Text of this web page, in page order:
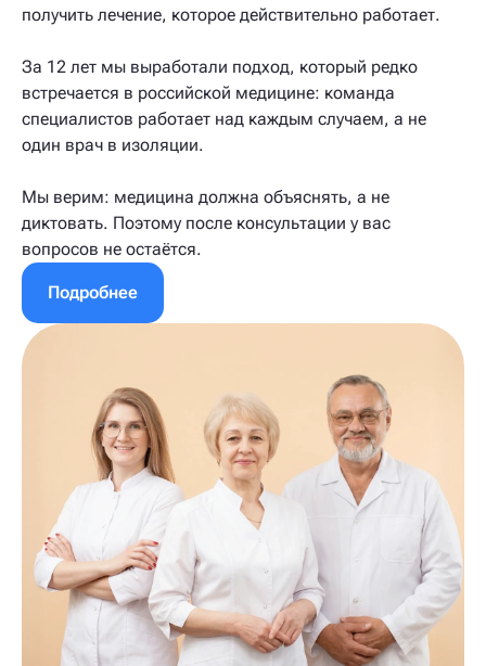
получить лечение, которое действительно работает.
За 12 лет мы выработали подход, который редко
встречается в российской медицине: команда
специалистов работает над каждым случаем, а не
один врач в изоляции.
Мы верим: медицина должна объяснять, а не
диктовать. Поэтому после консультации у вас
вопросов не остаётся.
Подробнее